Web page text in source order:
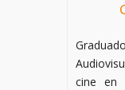
cine en